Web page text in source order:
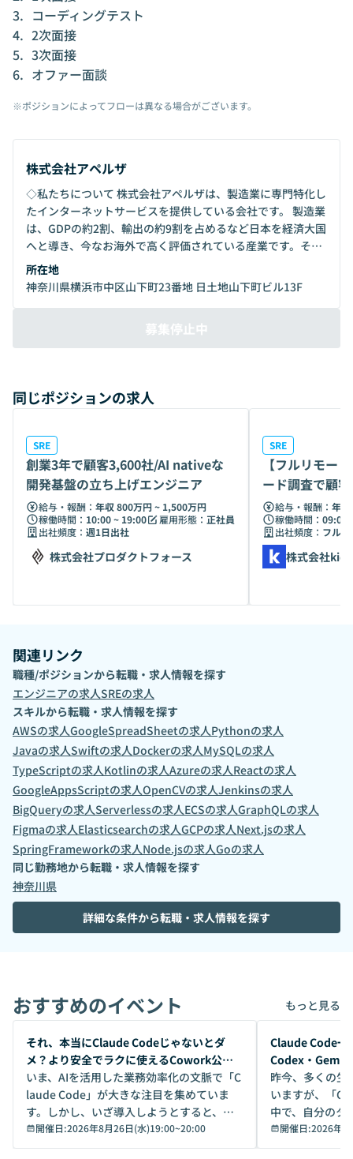
コーディングテスト
2次面接
3次面接
オファー面談
※ポジションによってフローは異なる場合がございます。
株式会社アペルザ
◇私たちについて 株式会社アペルザは、製造業に専門特化し
たインターネットサービスを提供している会社です。 製造業
は、GDPの約2割、輸出の約9割を占めるなど日本を経済大国
へと導き、今なお海外で高く評価されている産業です。そん
な製造業ですが、中小企業を中心に「技術力があるにも関わ
らず知られていない企業や製品」がたくさんあります。私た
ちは、売り手と買い手をつなぐプラットフォームを提供する
ようになるお手伝いをしています。 ◇インタビュー - CTO
https://note.com/aperza/n/n417c91d77b2f?
所在地
神奈川県横浜市中区山下町23番地 日土地山下町ビル13F
募集停止中
同じポジションの求人
SRE
創業3年で顧客3,600社/AI nativeな
開発基盤の立ち上げエンジニア
給与・報酬： 年収 800万円 ~ 1,500万円
稼働時間： 10:00 ~ 19:00 雇用形態： 正社員
出社頻度： 週1日出社
株式会社プロダクトフォース
SRE
【フルリモー
ード調査で顧
E募集
給与・報酬： 年
稼働時間： 09:00
出社頻度： フル
株式会社
関連リンク
職種/ポジションから転職・求人情報を探す
エンジニアの求人SREの求人
スキルから転職・求人情報を探す
AWSの求人GoogleSpreadSheetの求人Pythonの求人
Javaの求人Swiftの求人Dockerの求人MySQLの求人
TypeScriptの求人Kotlinの求人Azureの求人Reactの求人
GoogleAppsScriptの求人OpenCVの求人Jenkinsの求人
BigQueryの求人Serverlessの求人ECSの求人GraphQLの求人
Figmaの求人Elasticsearchの求人GCPの求人Next.jsの求人
SpringFrameworkの求人Node.jsの求人Goの求人
同じ勤務地から転職・求人情報を探す
神奈川県
詳細な条件から転職・求人情報を探す
おすすめのイベント もっと見る
開催前
それ、本当にClaude Codeじゃないとダ
メ？より安全でラクに使えるCowork公開
デモ
いま、AIを活用した業務効率化の文脈で「C
laude Code」が大きな注目を集めていま
す。しかし、いざ導入しようとすると、セ
キュリティ面の懸念や権限管理のハードル
から、気軽に使えないケースも多いのでは
開催日:2026年8月26日(水)19:00~20:00
開催前
Claude Code一
Codex・
昨今、多くの生
いますが、「
中で、自分のタ
いいのか」を自
か？ 「なんとなく誰かが良いと言っていた
開催日:2026年8